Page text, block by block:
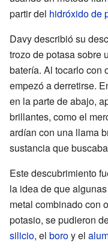
partir del hidróxido de
Davy describió su
trozo de potasa sobre
batería. Al tocarlo con
empezó a derretirse.
en la parte de abajo,
brillantes, como el
ardían con una llama
sustancia que
Este descubrimiento
la idea de que
metal combinado con
potasio, se pudieron
silicio, el boroy el